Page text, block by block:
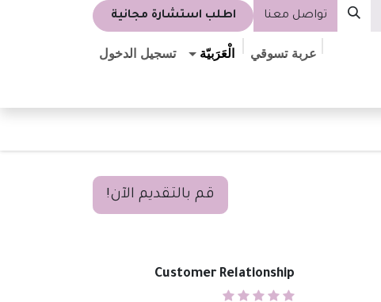
تواصل معنا اطلب استشارة مجانية
عربة تسوقي الْعَرَبيّة تسجيل الدخول
قم بالتقديم الآن!
Customer Relationship